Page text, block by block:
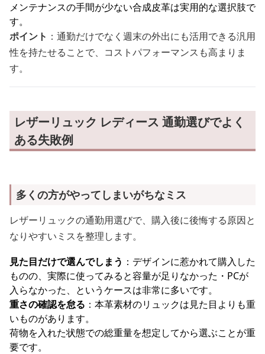
メンテナンスの手間が少ない合成皮革は実用的な選択肢で
す。
ポイント ：通勤だけでなく週末の外出にも活用できる汎用
性を持たせることで、コストパフォーマンスも高まりま
す。
レザーリュック レディース 通勤選びでよく
ある失敗例
多くの方がやってしまいがちなミス
レザーリュックの通勤用選びで、購入後に後悔する原因と
なりやすいミスを整理します。
見た目だけで選んでしまう ：デザインに惹かれて購入した
ものの、実際に使ってみると容量が足りなかった・PCが
入らなかった、というケースは非常に多いです。
重さの確認を怠る ：本革素材のリュックは見た目よりも重
いものがあります。
荷物を入れた状態での総重量を想定してから選ぶことが重
要です。